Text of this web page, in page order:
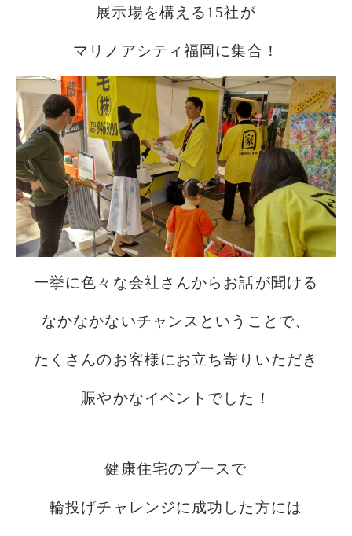
展示場を構える15社が
マリノアシティ福岡に集合！
一挙に色々な会社さんからお話が聞ける
なかなかないチャンスということで、
たくさんのお客様にお立ち寄りいただき
賑やかなイベントでした！
健康住宅のブースで
輪投げチャレンジに成功した方には